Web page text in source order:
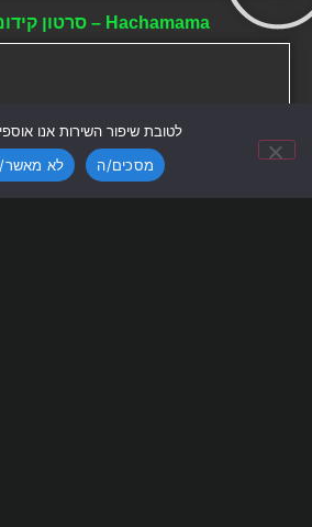
Hachamama – סרטון קידום לריטריט
לטובת שיפור השירות אנו
מסכים/ה
לא